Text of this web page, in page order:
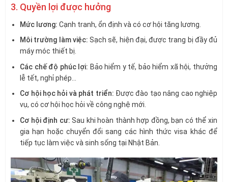
3. Quyền lợi được hưởng
Mức lương: Cạnh tranh, ổn định và có cơ hội tăng lương.
Môi trường làm việc: Sạch sẽ, hiện đại, được trang bị đầy đủ
máy móc thiết bị.
Các chế độ phúc lợi: Bảo hiểm y tế, bảo hiểm xã hội, thưởng
lễ tết, nghỉ phép…
Cơ hội học hỏi và phát triển: Được đào tạo nâng cao nghiệp
vụ, có cơ hội học hỏi về công nghệ mới.
Cơ hội định cư: Sau khi hoàn thành hợp đồng, bạn có thể xin
gia hạn hoặc chuyển đổi sang các hình thức visa khác để
tiếp tục làm việc và sinh sống tại Nhật Bản.